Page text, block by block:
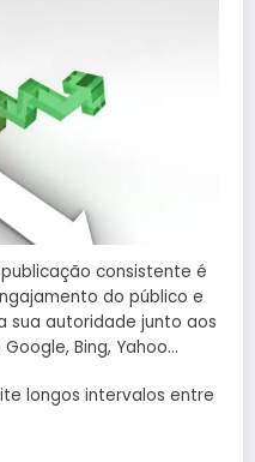
consistente é
do público e
sua autoridade junto aos
Bing, Yahoo…
longos intervalos entre